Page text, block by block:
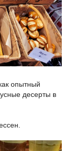
опытный
десерты в